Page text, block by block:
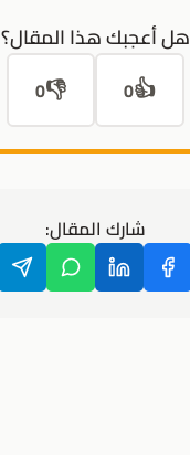
هل أعجبك هذا المقال؟
👍
0
👎
0
شارك المقال: